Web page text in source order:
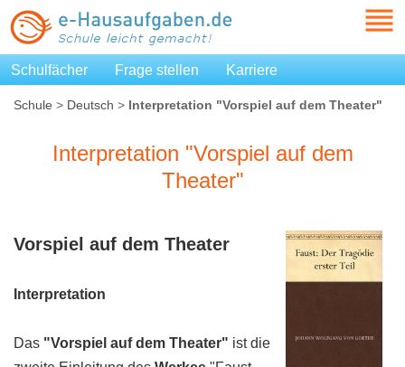
Schulfächer Frage stellen Karriere
Schule > Deutsch > Interpretation "Vorspiel auf dem Theater"
Interpretation "Vorspiel auf dem
Theater"
Vorspiel auf dem Theater
Interpretation
Das "Vorspiel auf dem Theater" ist die